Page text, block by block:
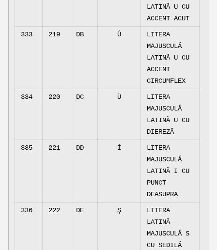
LATINĂ U CU
ACCENT ACUT
333 219 DB Û
LITERA
MAJUSCULĂ
LATINĂ U CU
ACCENT
CIRCUMFLEX
334 220 DC Ü
LITERA
MAJUSCULĂ
LATINĂ U CU
DIEREZĂ
335 221 DD İ
LITERA
MAJUSCULĂ
LATINĂ I CU
PUNCT
DEASUPRA
336 222 DE Ş
LITERA
LATINĂ
MAJUSCULĂ S
CU SEDILĂ